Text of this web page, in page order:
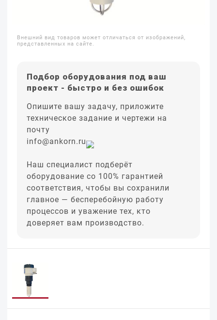
Внешний вид товаров может отличаться от изображений,
представленных на сайте.
Подбор оборудования под ваш
проект - быстро и без ошибок
Опишите вашу задачу, приложите
техническое задание и чертежи на
почту
info@ankorn.ru
Наш специалист подберёт
оборудование со 100% гарантией
соответствия, чтобы вы сохранили
главное — бесперебойную работу
процессов и уважение тех, кто
доверяет вам производство.